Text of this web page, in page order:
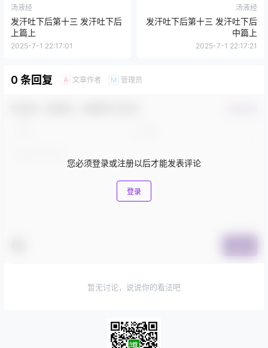
汤液经
发汗吐下后第十三 发汗吐下后
上篇上
2025-7-1 22:17:01
汤液经
发汗吐下后第十三 发汗吐下后
中篇上
2025-7-1 22:17:21
0 条回复 A 文章作者 M 管理员
您必须登录或注册以后才能发表评论
登录
暂无讨论，说说你的看法吧